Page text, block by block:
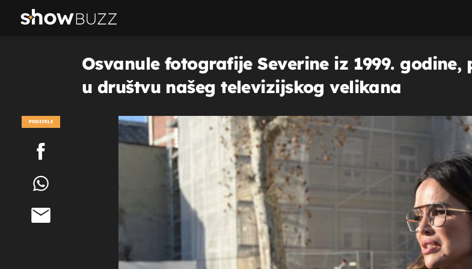
Osvanule fotografije Severine iz 1999.
u društvu našeg televizijskog velikana
PODIJELI
POGLEDAJ